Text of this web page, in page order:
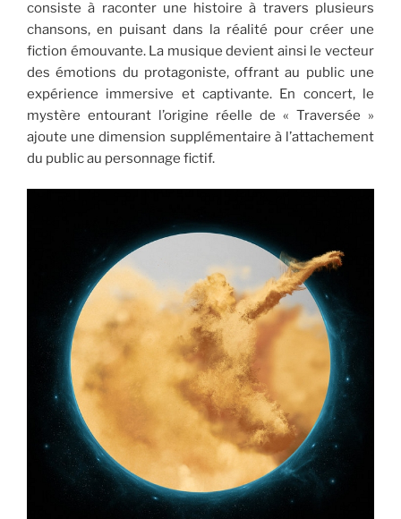
consiste à raconter une histoire à travers plusieurs
chansons, en puisant dans la réalité pour créer une
fiction émouvante. La musique devient ainsi le vecteur
des émotions du protagoniste, offrant au public une
expérience immersive et captivante. En concert, le
mystère entourant l’origine réelle de « Traversée »
ajoute une dimension supplémentaire à l’attachement
du public au personnage fictif.